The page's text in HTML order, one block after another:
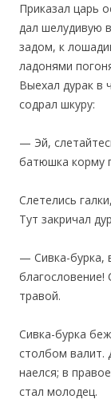
Приказал царь
дал шелудивую
задом, к
ладонями
Выехал дурак в
содрал шкуру:
— Эй,
батюшка корму
Слетелись
Тут закричал
— Сивка-бурка,
благословение!
травой.
‎Сивка-бурка
столбом валит.
наелся; в
стал молодец.